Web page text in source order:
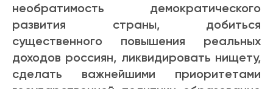
необратимость демократического
развития страны, добиться
существенного повышения реальных
доходов россиян, ликвидировать нищету,
сделать важнейшими приоритетами